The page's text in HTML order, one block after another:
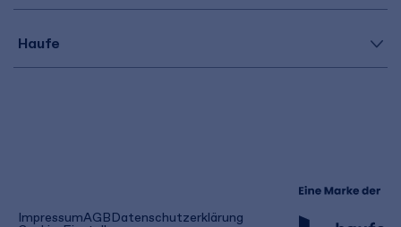
Haufe
ImpressumAGB(öffnet
Datenschutzerklärung